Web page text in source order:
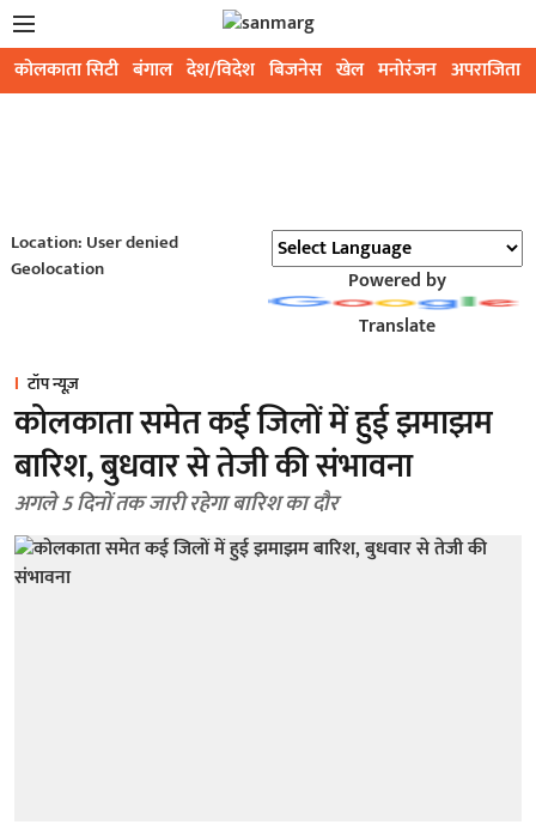
कोलकाता सिटी बंगाल देश/विदेश बिजनेस खेल मनोरंजन अपराजिता
Location: User denied
Geolocation
Powered by
Translate
टॉप न्यूज़
कोलकाता समेत कई जिलों में हुई झमाझम
बारिश, बुधवार से तेजी की संभावना
अगले 5 दिनों तक जारी रहेगा बारिश का दौर